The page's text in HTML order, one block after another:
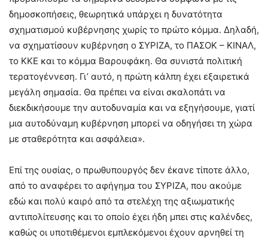
δημοσκοπήσεις, θεωρητικά υπάρχει η δυνατότητα
σχηματισμού κυβέρνησης χωρίς το πρώτο κόμμα. Δηλαδή,
να σχηματίσουν κυβέρνηση ο ΣΥΡΙΖΑ, το ΠΑΣΟΚ – ΚΙΝΑΛ,
το ΚΚΕ και το κόμμα Βαρουφάκη. Θα συνιστά πολιτική
τερατογέννεση. Γι’ αυτό, η πρώτη κάλπη έχει εξαιρετικά
μεγάλη σημασία. Θα πρέπει να είναι σκαλοπάτι να
διεκδικήσουμε την αυτοδυναμία και να εξηγήσουμε, γιατί
μια αυτοδύναμη κυβέρνηση μπορεί να οδηγήσει τη χώρα
με σταθερότητα και ασφάλεια».
Επί της ουσίας, ο πρωθυπουργός δεν έκανε τίποτε άλλο,
από το αναφέρει το αφήγημα του ΣΥΡΙΖΑ, που ακούμε
εδώ και πολύ καιρό από τα στελέχη της αξιωματικής
αντιπολίτευσης και το οποίο έχει ήδη μπει στις καλένδες,
καθώς οι υποτιθέμενοι εμπλεκόμενοι έχουν αρνηθεί τη